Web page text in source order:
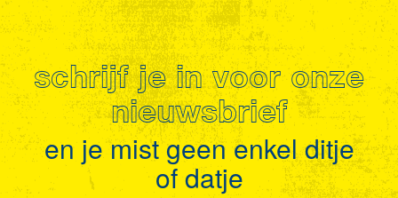
schrijf je in voor onze
nieuwsbrief
en je mist geen enkel ditje
of datje